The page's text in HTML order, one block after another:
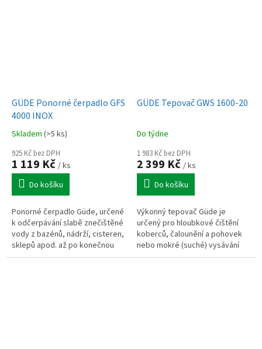
GÜDE Ponorné čerpadlo GFS
4000 INOX
Skladem (>5 ks)
925 Kč bez DPH
1 119 Kč / ks
Do košíku
Ponorné čerpadlo Güde, určené
k odčerpávání slabě znečištěné
vody z bazénů, nádrží, cisteren,
sklepů apod. až po konečnou
úroveň hladiny 15 mm.
GÜDE Tepovač GWS 1600-20
Do týdne
1 983 Kč bez DPH
2 399 Kč / ks
Do košíku
Výkonný tepovač Güde je
určený pro hloubkové čištění
koberců, čalounění a pohovek
nebo mokré (suché) vysávání
koberců i tvrdých podlah.